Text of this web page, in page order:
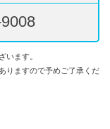
います。
りますので予めご了承くだ